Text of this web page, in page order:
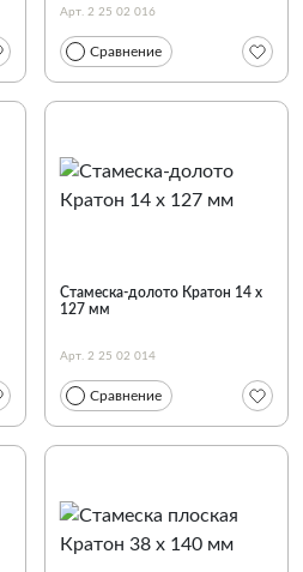
Арт. 2 25 02 016
Сравнение
Стамеска-долото Кратон 14 х
127 мм
Арт. 2 25 02 014
Сравнение